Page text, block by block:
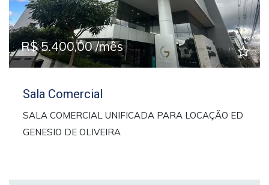
R$ 5.400,00 /mês
Sala Comercial
SALA COMERCIAL UNIFICADA PARA LOCAÇÃO ED
GENESIO DE OLIVEIRA